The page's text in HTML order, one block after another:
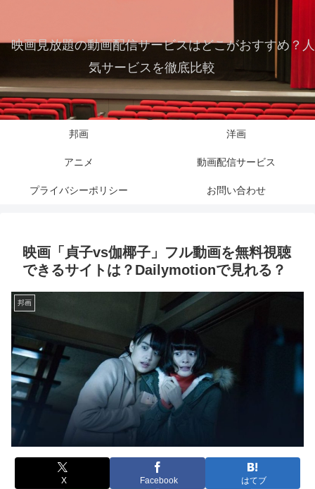
映画見放題の動画配信サービスはどこがおすすめ？人
気サービスを徹底比較
邦画 洋画
アニメ 動画配信サービス
プライバシーポリシー お問い合わせ
映画「貞子vs伽椰子」フル動画を無料視聴
できるサイトは？Dailymotionで見れる？
邦画
X Facebook はてブ